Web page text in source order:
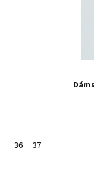
36
37